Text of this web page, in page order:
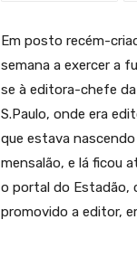
Em posto recém-
semana a exercer a
se à editora-chefe
S.Paulo, onde era
que estava
mensalão, e lá ficou
o portal do Estadão,
promovido a editor,